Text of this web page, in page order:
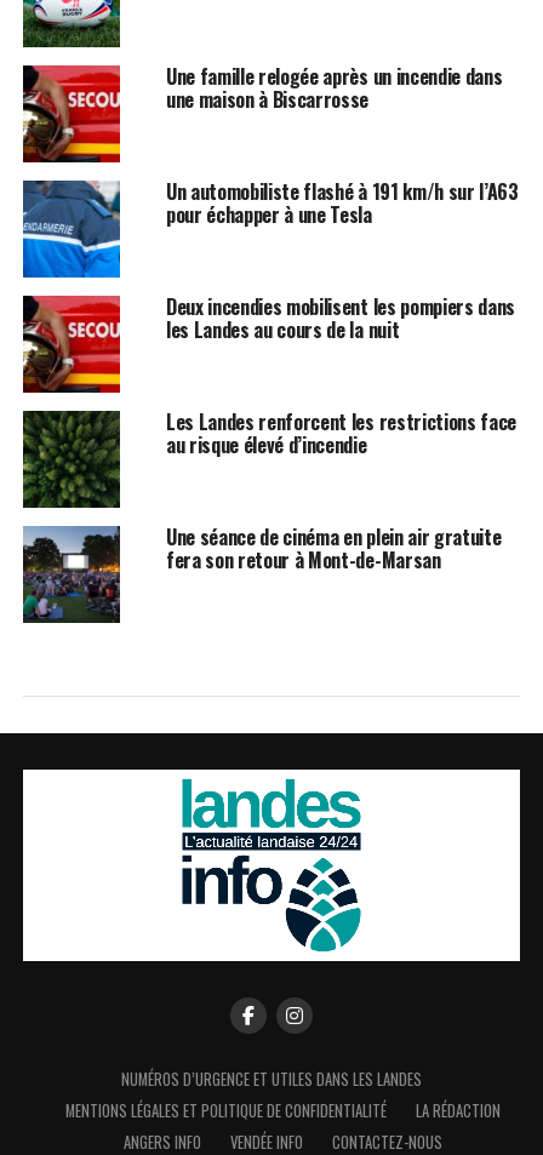
Une famille relogée après un incendie dans
une maison à Biscarrosse
Un automobiliste flashé à 191 km/h sur l’A63
pour échapper à une Tesla
Deux incendies mobilisent les pompiers dans
les Landes au cours de la nuit
Les Landes renforcent les restrictions face
au risque élevé d’incendie
Une séance de cinéma en plein air gratuite
fera son retour à Mont-de-Marsan
NUMÉROS D’URGENCE ET UTILES DANS LES LANDES
MENTIONS LÉGALES ET POLITIQUE DE CONFIDENTIALITÉ
LA RÉDACTION
ANGERS INFO
VENDÉE INFO CONTACTEZ-NOUS